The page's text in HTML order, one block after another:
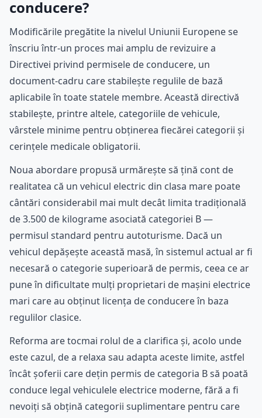
conducere?
Modificările pregătite la nivelul Uniunii Europene se
înscriu într-un proces mai amplu de revizuire a
Directivei privind permisele de conducere, un
document-cadru care stabilește regulile de bază
aplicabile în toate statele membre. Această directivă
stabilește, printre altele, categoriile de vehicule,
vârstele minime pentru obținerea fiecărei categorii și
cerințele medicale obligatorii.
Noua abordare propusă urmărește să țină cont de
realitatea că un vehicul electric din clasa mare poate
cântări considerabil mai mult decât limita tradițională
de 3.500 de kilograme asociată categoriei B —
permisul standard pentru autoturisme. Dacă un
vehicul depășește această masă, în sistemul actual ar fi
necesară o categorie superioară de permis, ceea ce ar
pune în dificultate mulți proprietari de mașini electrice
mari care au obținut licența de conducere în baza
regulilor clasice.
Reforma are tocmai rolul de a clarifica și, acolo unde
este cazul, de a relaxa sau adapta aceste limite, astfel
încât șoferii care dețin permis de categoria B să poată
conduce legal vehiculele electrice moderne, fără a fi
nevoiți să obțină categorii suplimentare pentru care